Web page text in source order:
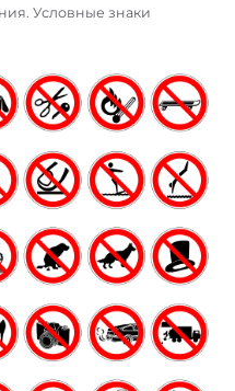
Условные знаки